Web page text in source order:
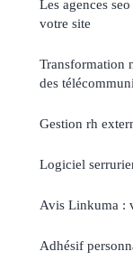
Les agences
votre site
Transformation
des
Gestion rh
Logiciel
Avis Linkuma :
Adhésif